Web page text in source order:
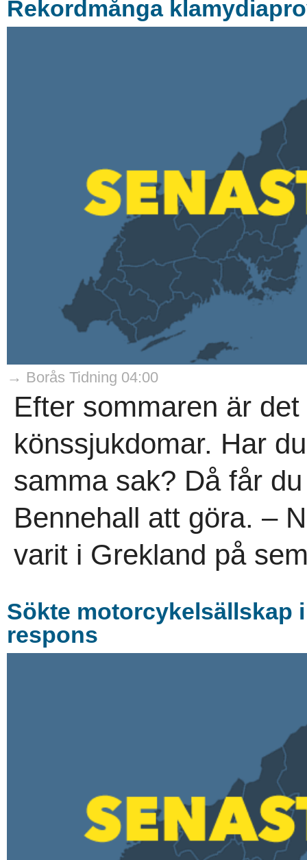
Rekordmånga
→ Borås Tidning 04:00
Efter sommaren är
könssjukdomar. Har
samma sak? Då får
Bennehall att göra. –
varit i Grekland på
Sökte motorcykelsällskap
respons